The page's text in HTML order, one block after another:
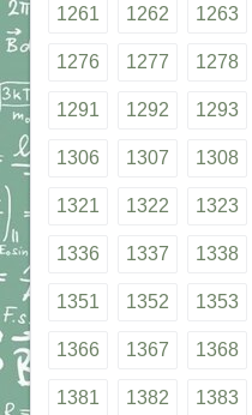
1261 1262 1263
1276 1277 1278
1291 1292 1293
1306 1307 1308
1321 1322 1323
1336 1337 1338
1351 1352 1353
1366 1367 1368
1381 1382 1383